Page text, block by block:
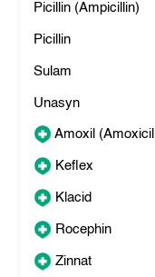
Picillin (Ampicillin)
Picillin
Sulam
Unasyn
Amoxil
Keflex
Klacid
Rocephin
Zinnat